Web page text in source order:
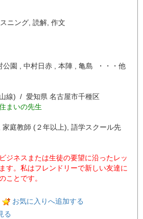
ニング, 読解, 作文
公園 , 中村日赤 , 本陣 , 亀島 ・・・他
線) / 愛知県 名古屋市千種区
まいの先生
庭教師 (２年以上), 語学スクール先
ジネスまたは生徒の要望に沿ったレッ
す。私はフレンドリーで新しい友達に
ことです。
お気に入りへ追加する
る